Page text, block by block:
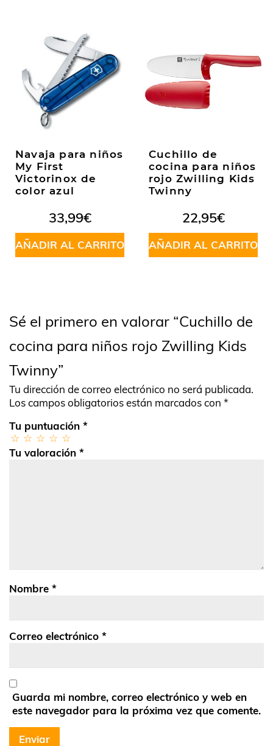
Navaja para niños
My First
Victorinox de
color azul
33,99€
AÑADIR AL CARRITO
Cuchillo de
cocina para niños
rojo Zwilling Kids
Twinny
22,95€
AÑADIR AL CARRITO
Sé el primero en valorar “Cuchillo de
cocina para niños rojo Zwilling Kids
Twinny”
Tu dirección de correo electrónico no será publicada.
Los campos obligatorios están marcados con *
Tu puntuación *
Tu valoración *
Nombre *
Correo electrónico *
Guarda mi nombre, correo electrónico y web en
este navegador para la próxima vez que comente.